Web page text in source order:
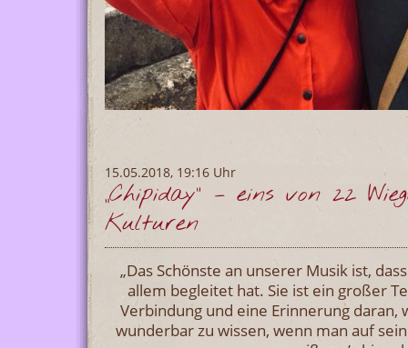
15.05.2018, 19:16 Uhr
„Chipiday“ – eins von 22
Kulturen
„Das Schönste an unserer Musik ist,
allem begleitet hat. Sie ist ein großer
Verbindung und eine Erinnerung daran,
wunderbar zu wissen, wenn man auf